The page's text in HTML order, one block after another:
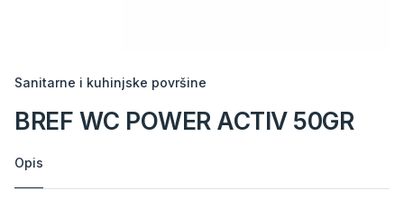
Sanitarne i kuhinjske površine
BREF WC POWER ACTIV 50GR
Opis